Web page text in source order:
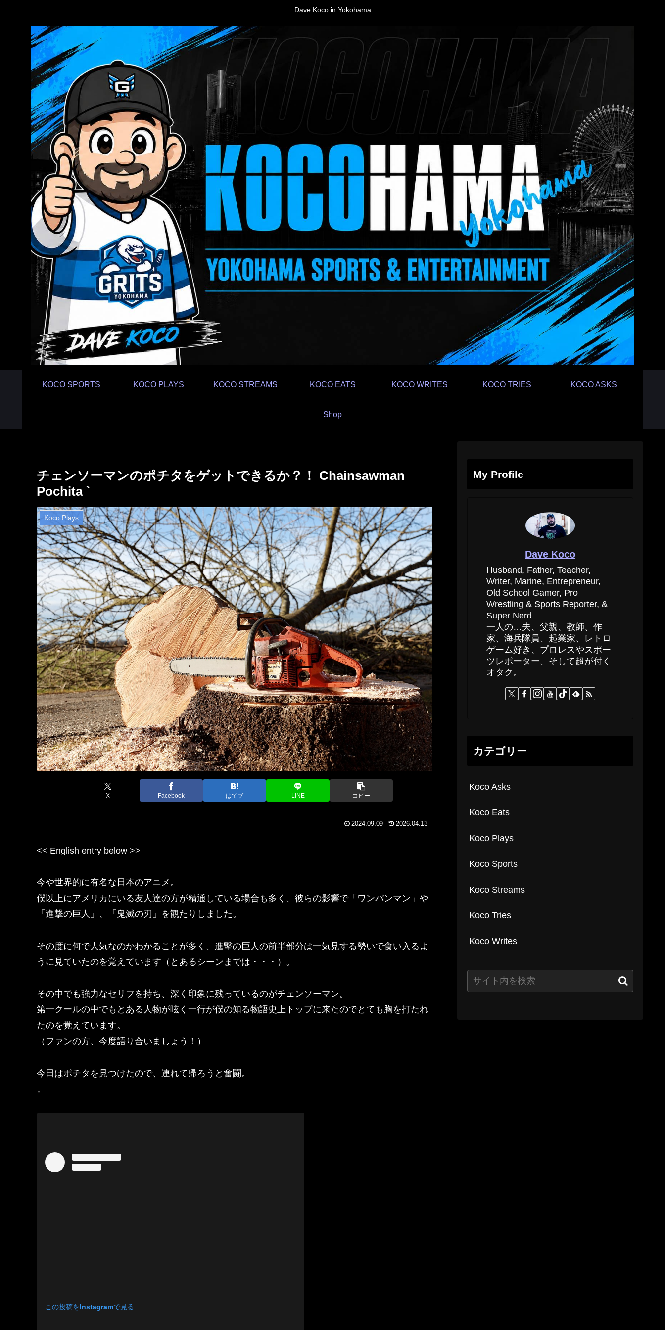
Dave Koco in Yokohama
KOCO SPORTS KOCO PLAYS KOCO STREAMS KOCO EATS KOCO WRITES KOCO TRIES KOCO ASKS
Shop
チェンソーマンのポチタをゲットできるか？！ Chainsawman
Pochita `
Koco Plays
X Facebook はてブ LINE コピー
2024.09.09 2026.04.13
<< English entry below >>
今や世界的に有名な日本のアニメ。
僕以上にアメリカにいる友人達の方が精通している場合も多く、彼らの影響で「ワンパンマン」や
「進撃の巨人」、「鬼滅の刃」を観たりしました。
その度に何で人気なのかわかることが多く、進撃の巨人の前半部分は一気見する勢いで食い入るよ
うに見ていたのを覚えています（とあるシーンまでは・・・）。
その中でも強力なセリフを持ち、深く印象に残っているのがチェンソーマン。
第一クールの中でもとある人物が呟く一行が僕の知る物語史上トップに来たのでとても胸を打たれ
たのを覚えています。
（ファンの方、今度語り合いましょう！）
今日はポチタを見つけたので、連れて帰ろうと奮闘。
↓
この投稿をInstagramで見る
My Profile
Dave Koco
Husband, Father, Teacher,
Writer, Marine, Entrepreneur,
Old School Gamer, Pro
Wrestling & Sports Reporter, &
Super Nerd.
一人の…夫、父親、教師、作
家、海兵隊員、起業家、レトロ
ゲーム好き、プロレスやスポー
ツレポーター、そして超が付く
オタク。
カテゴリー
Koco Asks
Koco Eats
Koco Plays
Koco Sports
Koco Streams
Koco Tries
Koco Writes